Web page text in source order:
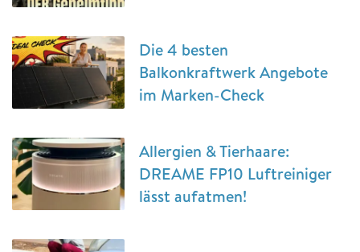
Die 4 besten
Balkonkraftwerk Angebote
im Marken-Check
Allergien & Tierhaare:
DREAME FP10 Luftreiniger
lässt aufatmen!